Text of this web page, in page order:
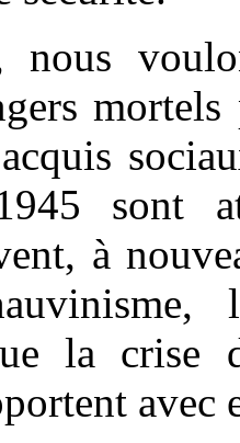
nous
sont
à
la crise
avec